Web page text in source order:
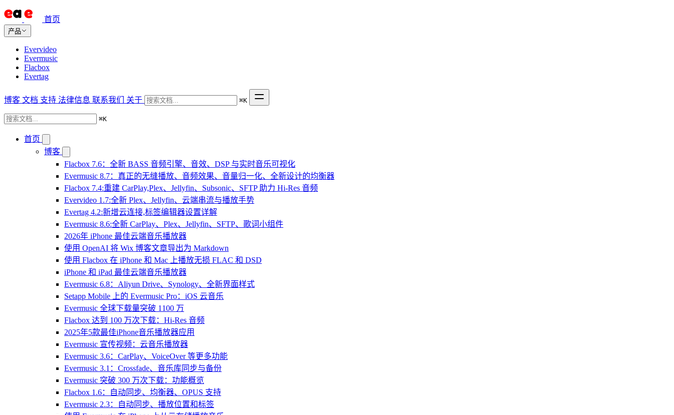
首页
产品
Evervideo
Evermusic
Flacbox
Evertag
博客 文档 支持 法律信息 联系我们 关于 ⌘K
⌘K
首页
博客
Flacbox 7.6：全新 BASS 音频引擎、音效、DSP 与实时音乐可视化
Evermusic 8.7：真正的无缝播放、音频效果、音量归一化、全新设计的均衡器
Flacbox 7.4:重建 CarPlay,Plex、Jellyfin、Subsonic、SFTP 助力 Hi-Res 音频
Evervideo 1.7:全新 Plex、Jellyfin、云端串流与播放手势
Evertag 4.2:新增云连接,标签编辑器设置详解
Evermusic 8.6:全新 CarPlay、Plex、Jellyfin、SFTP、歌词小组件
2026年 iPhone 最佳云端音乐播放器
使用 OpenAI 将 Wix 博客文章导出为 Markdown
使用 Flacbox 在 iPhone 和 Mac 上播放无损 FLAC 和 DSD
iPhone 和 iPad 最佳云端音乐播放器
Evermusic 6.8：Aliyun Drive、Synology、全新界面样式
Setapp Mobile 上的 Evermusic Pro：iOS 云音乐
Evermusic 全球下载量突破 1100 万
Flacbox 达到 100 万次下载：Hi-Res 音频
2025年5款最佳iPhone音乐播放器应用
Evermusic 宣传视频：云音乐播放器
Evermusic 3.6：CarPlay、VoiceOver 等更多功能
Evermusic 3.1：Crossfade、音乐库同步与备份
Evermusic 突破 300 万次下载：功能概览
Flacbox 1.6：自动同步、均衡器、OPUS 支持
Evermusic 2.3：自动同步、播放位置和标签